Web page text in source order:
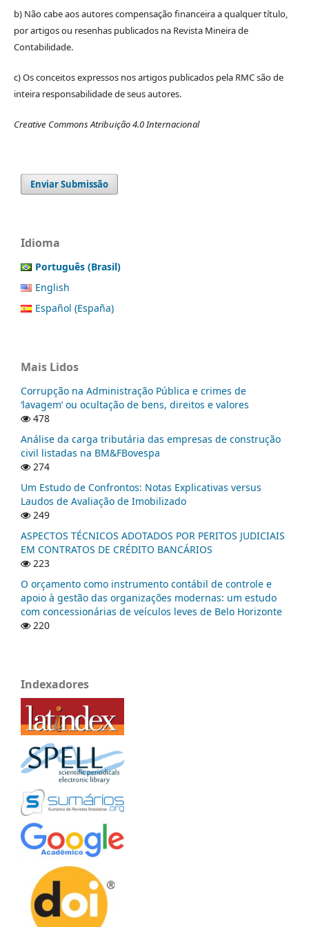
b) Não cabe aos autores compensação financeira a qualquer título,
por artigos ou resenhas publicados na Revista Mineira de
Contabilidade.
c) Os conceitos expressos nos artigos publicados pela RMC são de
inteira responsabilidade de seus autores.
Creative Commons Atribuição 4.0 Internacional
Enviar Submissão
Idioma
Português (Brasil)
English
Español (España)
Mais Lidos
Corrupção na Administração Pública e crimes de
‘lavagem’ ou ocultação de bens, direitos e valores
478
Análise da carga tributária das empresas de construção
civil listadas na BM&FBovespa
274
Um Estudo de Confrontos: Notas Explicativas versus
Laudos de Avaliação de Imobilizado
249
ASPECTOS TÉCNICOS ADOTADOS POR PERITOS JUDICIAIS
EM CONTRATOS DE CRÉDITO BANCÁRIOS
223
O orçamento como instrumento contábil de controle e
apoio à gestão das organizações modernas: um estudo
com concessionárias de veículos leves de Belo Horizonte
220
Indexadores